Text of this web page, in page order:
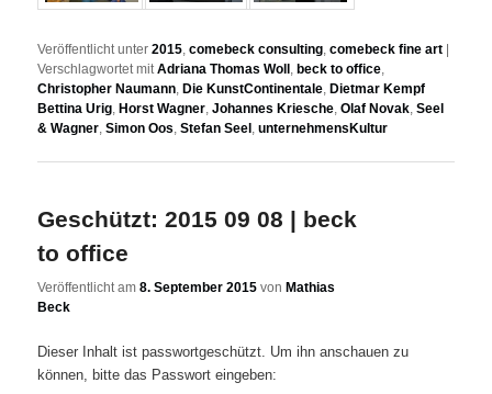
Veröffentlicht unter 2015,comebeck consulting,comebeck fine art
Verschlagwortet mit Adriana Thomas Woll , beck to office,
Christopher Naumann, Die KunstContinentale, Dietmar Kempf
Bettina Urig, Horst Wagner,Johannes Kriesche,Olaf Novak,Seel
& Wagner,Simon Oos,Stefan Seel ,unternehmensKultur
Geschützt: 2015 09 08 | beck
to office
Veröffentlicht am8. September 2015 vonMathias
Beck
Dieser Inhalt ist passwortgeschützt. Um ihn anschauen zu
können, bitte das Passwort eingeben: